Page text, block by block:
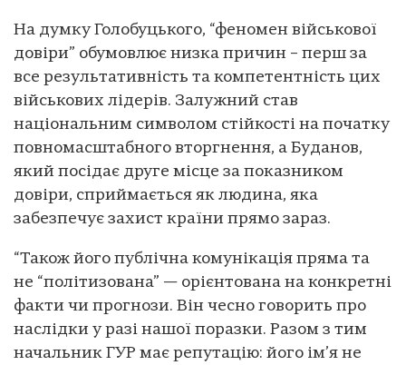
На думку Голобуцького, “феномен військової
довіри” обумовлює низка причин – перш за
все результативність та компетентність цих
військових лідерів. Залужний став
національним символом стійкості на початку
повномасштабного вторгнення, а Буданов,
який посідає друге місце за показником
довіри, сприймається як людина, яка
забезпечує захист країни прямо зараз.
“Також його публічна комунікація пряма та
не “політизована” — орієнтована на конкретні
факти чи прогнози. Він чесно говорить про
наслідки у разі нашої поразки. Разом з тим
начальник ГУР має репутацію: його ім’я не